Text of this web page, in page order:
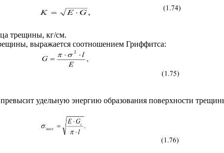
трещины, кг/см.
выражается соотношением Гриффитса:
удельную энергию образования поверхности